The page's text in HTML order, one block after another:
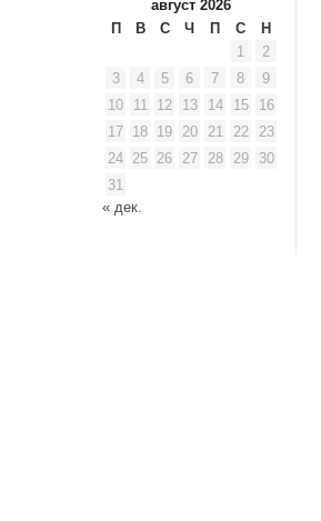
август 2026
П
В С Ч П С
Н
1
2
3
4 5 6 7 8
9
10
11 12 13 14 15
16
17 18 19 20 21 22
23
24 25 26 27 28 29
30
31
« дек.